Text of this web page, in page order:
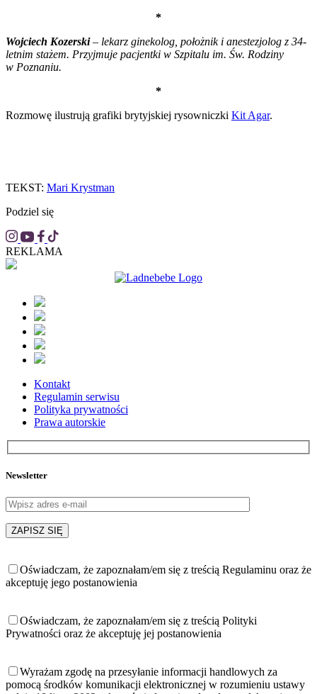
*
Wojciech Kozerski– lekarz ginekolog, położnik i anestezjolog z 34-
letnim stażem. Przyjmuje pacjentki w Szpitalu im. Św. Rodziny
w Poznaniu.
*
Rozmowę ilustrują grafiki brytyjskiej rysowniczki Kit Agar.
TEKST: Mari Krystman
Podziel się
REKLAMA
Kontakt
Regulamin serwisu
Polityka prywatności
Prawa autorskie
Newsletter
Oświadczam, że zapoznałam/em się z treścią Regulaminu oraz że
akceptuję jego postanowienia
Oświadczam, że zapoznałam/em się z treścią Polityki
Prywatności oraz że akceptuję jej postanowienia
Wyrażam zgodę na przesyłanie informacji handlowych za
pomocą środków komunikacji elektronicznej w rozumieniu ustawy